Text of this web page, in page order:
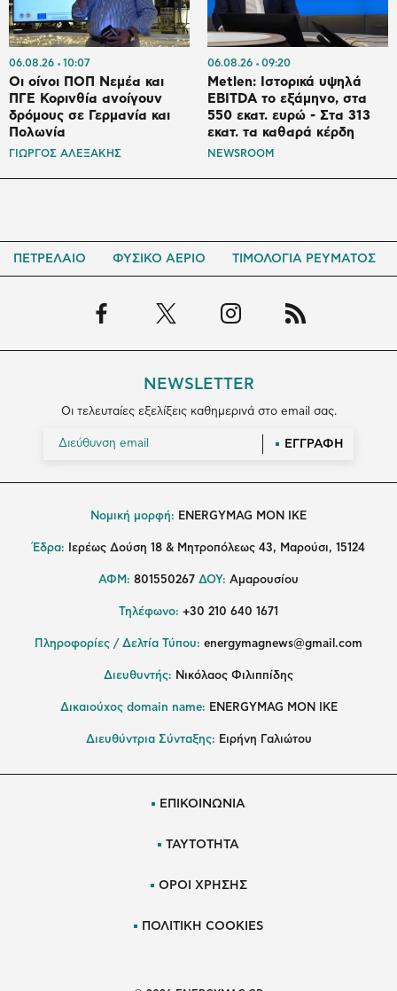
06.08.26 10:07
Οι οίνοι ΠΟΠ Νεμέα και
ΠΓΕ Κορινθία ανοίγουν
δρόμους σε Γερμανία και
Πολωνία
ΓΙΩΡΓΟΣ ΑΛΕΞΑΚΗΣ
06.08.26 09:20
Metlen: Ιστορικά υψηλά
EBITDA το εξάμηνο, στα
550 εκατ. ευρώ - Στα 313
εκατ. τα καθαρά κέρδη
NEWSROOM
ΠΕΤΡΕΛΑΙΟ ΦΥΣΙΚΟ ΑΕΡΙΟ ΤΙΜΟΛΟΓΙΑ ΡΕΥΜΑΤΟΣ
NEWSLETTER
Οι τελευταίες εξελίξεις καθημερινά στο email σας.
ΕΓΓΡΑΦΗ
Νομική μορφή: ENERGYMAG MON IKE
Έδρα: Ιερέως Δούση 18 & Μητροπόλεως 43, Μαρούσι, 15124
ΑΦΜ: 801550267 ΔΟΥ: Αμαρουσίου
Τηλέφωνο: +30 210 640 1671
Πληροφορίες / Δελτία Τύπου: energymagnews@gmail.com
Διευθυντής: Νικόλαος Φιλιππίδης
Δικαιούχος domain name: ENERGYMAG ΜΟΝ ΙΚΕ
Διευθύντρια Σύνταξης: Ειρήνη Γαλιώτου
ΕΠΙΚΟΙΝΩΝΙΑ
ΤΑΥΤΟΤΗΤΑ
ΟΡΟΙ ΧΡΗΣΗΣ
ΠΟΛΙΤΙΚΗ COOKIES